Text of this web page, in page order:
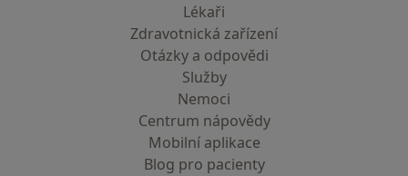
Lékaři
Zdravotnická zařízení
Otázky a odpovědi
Služby
Nemoci
Centrum nápovědy
Mobilní aplikace
Blog pro pacienty